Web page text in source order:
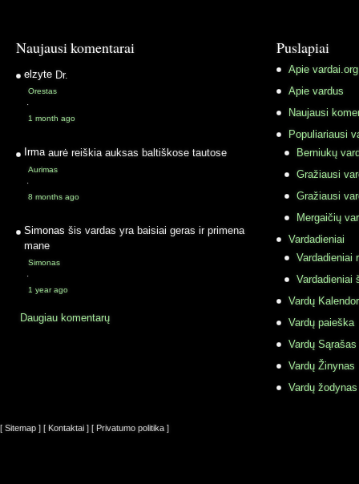
Naujausi komentarai
elzyte Dr.
Orestas
·
1 month ago
Irma aurė reiškia auksas baltiškose tautose
Aurimas
·
8 months ago
Simonas šis vardas yra baisiai geras ir primena
mane
Simonas
·
1 year ago
Daugiau komentarų
Puslapiai
Apie vardai.org
Apie vardus
Naujausi
Populiariausi
Berniukų
Gražiausi
Gražiausi
Mergaičių
Vardadieniai
Vardadieniai
Vardadieniai
Vardų
Vardų paieška
Vardų Sąrašas
Vardų Žinynas
Vardų
[ Sitemap ] [ Kontaktai ] [ Privatumo politika ]